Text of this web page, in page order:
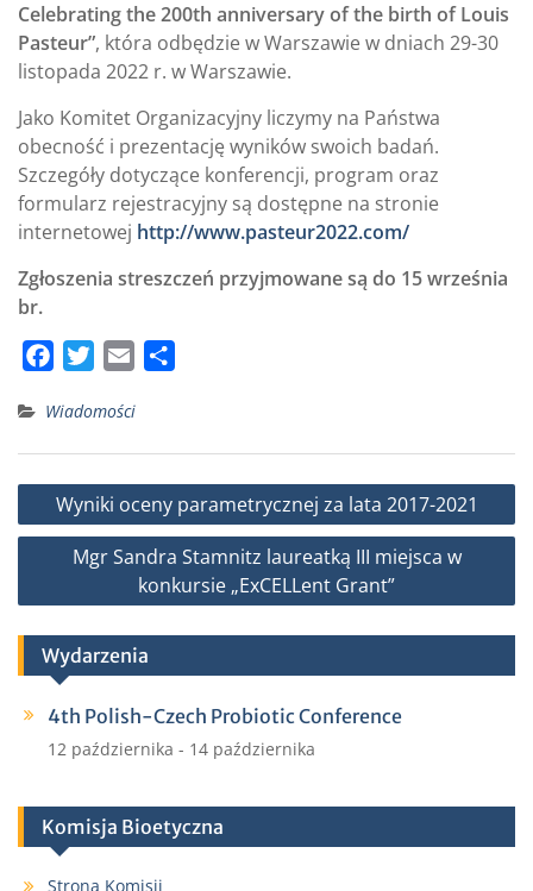
Celebrating the 200th anniversary of the birth of Louis
Pasteur”, która odbędzie w Warszawie w dniach 29-30
listopada 2022 r. w Warszawie.
Jako Komitet Organizacyjny liczymy na Państwa
obecność i prezentację wyników swoich badań.
Szczegóły dotyczące konferencji, program oraz
formularz rejestracyjny są dostępne na stronie
internetowej http://www.pasteur2022.com/
Zgłoszenia streszczeń przyjmowane są do 15 września
br.
c
e
b
o
o
i
t
t
e
r
i
l
r
e
Wiadomości
Nawigacja
wpisu
Wyniki oceny parametrycznej za lata 2017-2021
Mgr Sandra Stamnitz laureatką III miejsca w
konkursie „ExCELLent Grant”
Wydarzenia
4th Polish-Czech Probiotic Conference
12 października - 14 października
Komisja Bioetyczna
Strona Komisji